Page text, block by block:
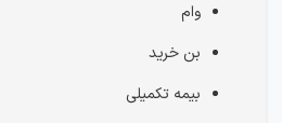
وام
بن خرید
بیمه تکمیلی